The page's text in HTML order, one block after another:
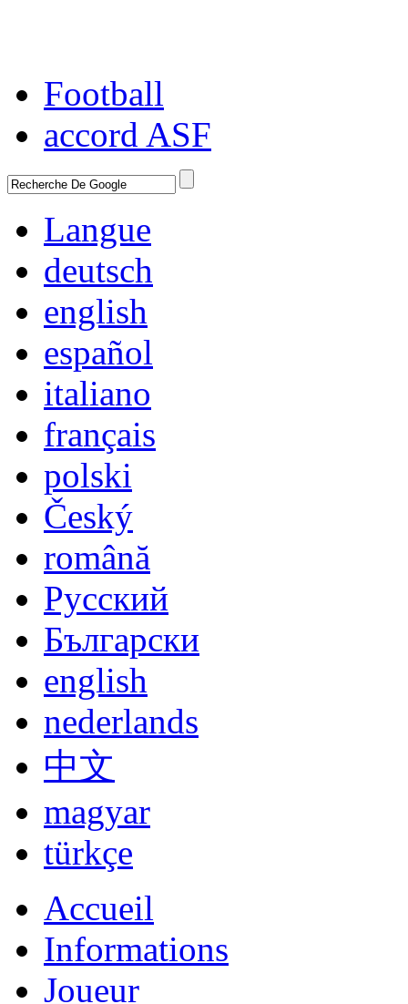
Football
accord ASF
Langue
deutsch
english
español
italiano
français
polski
Český
română
Русский
Български
english
nederlands